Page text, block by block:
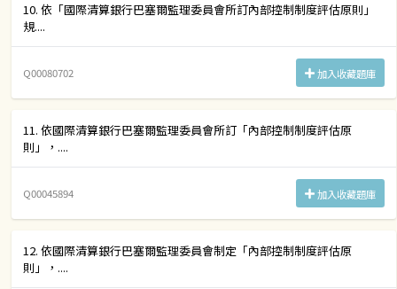
10. 依「國際清算銀行巴塞爾監理委員會所訂內部控制制度評估原則」
規....
Q00080702 加入收藏題庫
11. 依國際清算銀行巴塞爾監理委員會所訂「內部控制制度評估原
則」，....
Q00045894 加入收藏題庫
12. 依國際清算銀行巴塞爾監理委員會制定「內部控制制度評估原
則」，....